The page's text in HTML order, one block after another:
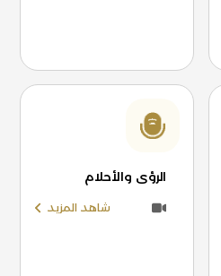
الرؤى والأحلام
شاهد المزيد